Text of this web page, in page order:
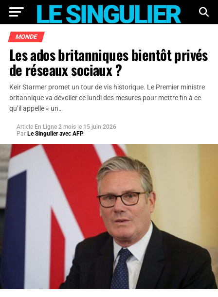
MONDE
Les ados britanniques bientôt privés
de réseaux sociaux ?
Keir Starmer promet un tour de vis historique. Le Premier ministre
britannique va dévoiler ce lundi des mesures pour mettre fin à ce
qu’il appelle « un…
Article En Ligne 2 mois le 15 juin 2026
Par Le Singulier avec AFP